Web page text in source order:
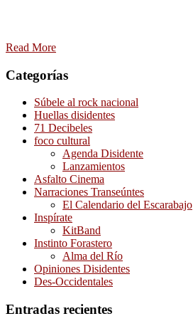
Read More
Categorías
Súbele al rock nacional
Huellas disidentes
71 Decibeles
foco cultural
Agenda Disidente
Lanzamientos
Asfalto Cinema
Narraciones Transeúntes
El Calendario del Escarabajo
Inspírate
KitBand
Instinto Forastero
Alma del Río
Opiniones Disidentes
Des-Occidentales
Entradas recientes